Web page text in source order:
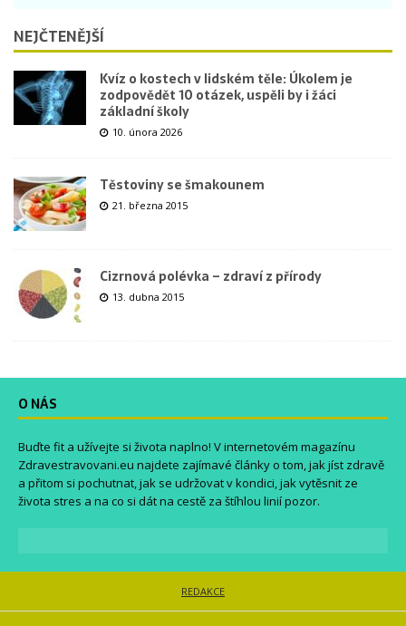
NEJČTENĚJŠÍ
Kvíz o kostech v lidském těle: Úkolem je
zodpovědět 10 otázek, uspěli by i žáci
základní školy
10. února 2026
Těstoviny se šmakounem
21. března 2015
Cizrnová polévka – zdraví z přírody
13. dubna 2015
O NÁS
Buďte fit a užívejte si života naplno! V internetovém magazínu
Zdravestravovani.eu najdete zajímavé články o tom, jak jíst zdravě
a přitom si pochutnat, jak se udržovat v kondici, jak vytěsnit ze
života stres a na co si dát na cestě za štíhlou linií pozor.
REDAKCE